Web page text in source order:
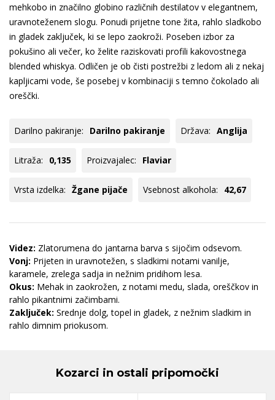
mehkobo in značilno globino različnih destilatov v elegantnem,
uravnoteženem slogu. Ponudi prijetne tone žita, rahlo sladkobo
in gladek zaključek, ki se lepo zaokroži. Poseben izbor za
pokušino ali večer, ko želite raziskovati profili kakovostnega
blended whiskya. Odličen je ob čisti postrežbi z ledom ali z nekaj
kapljicami vode, še posebej v kombinaciji s temno čokolado ali
oreščki.
Darilno pakiranje: Darilno pakiranje Država: Anglija
Litraža: 0,135 Proizvajalec: Flaviar
Vrsta izdelka: Žgane pijače Vsebnost alkohola: 42,67
Videz: Zlatorumena do jantarna barva s sijočim odsevom.
Vonj: Prijeten in uravnotežen, s sladkimi notami vanilje,
karamele, zrelega sadja in nežnim pridihom lesa.
Okus: Mehak in zaokrožen, z notami medu, slada, oreščkov in
rahlo pikantnimi začimbami.
Zaključek: Srednje dolg, topel in gladek, z nežnim sladkim in
rahlo dimnim priokusom.
Kozarci in ostali pripomočki